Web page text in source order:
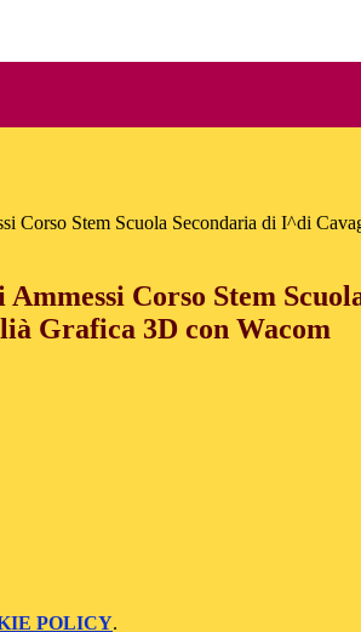
Corso Stem Scuola Secondaria di I^di
Corso Stem
Grafica 3D con Wacom
POLICY.